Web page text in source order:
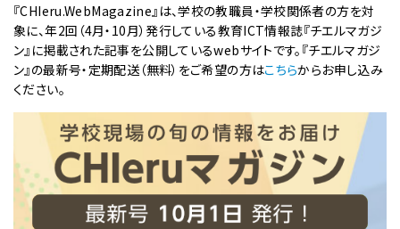
『CHIeru.WebMagazine』は、学校の教職員・学校関係者の方を対
象に、年2回（4月・10月）発行している教育ICT情報誌『チエルマガジ
ン』に掲載された記事を公開しているwebサイトです。『チエルマガジ
ン』の最新号・定期配送（無料）をご希望の方はこちらからお申し込み
ください。